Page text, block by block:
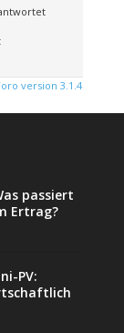
version 3.1.4
passiert
Ertrag?
PV: